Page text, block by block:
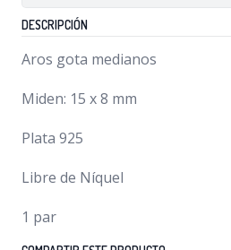
DESCRIPCIÓN
Aros gota medianos
Miden: 15 x 8 mm
Plata 925
Libre de Níquel
1 par